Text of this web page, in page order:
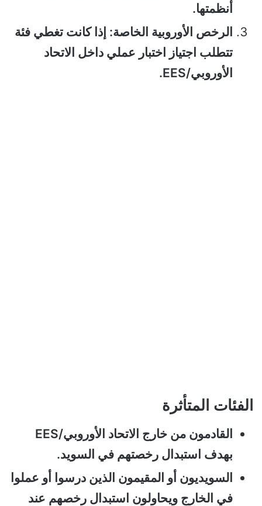
أنظمتها.
الرخص الأوروبية الخاصة: إذا كانت تغطي فئة
تتطلب اجتياز اختبار عملي داخل الاتحاد
الأوروبي/EES.
الفئات المتأثرة
القادمون من خارج الاتحاد الأوروبي/EES
بهدف استبدال رخصتهم في السويد.
السويديون أو المقيمون الذين درسوا أو عملوا
في الخارج ويحاولون استبدال رخصهم عند